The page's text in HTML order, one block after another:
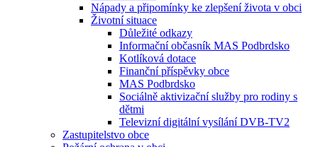
Nápady a připomínky ke zlepšení života v obci
Životní situace
Důležité odkazy
Informační občasník MAS Podbrdsko
Kotlíková dotace
Finanční příspěvky obce
MAS Podbrdsko
Sociálně aktivizační služby pro rodiny s
dětmi
Televizní digitální vysílání DVB-TV2
Zastupitelstvo obce